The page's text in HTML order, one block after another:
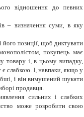
відношення до певних
– визначення суми, в яку
його позиції, щоб диктувати
покупець має
товару і, в цьому випадку,
слабкою. І, навпаки, якщо у
і він вимушений шукати
продавця.
сильних і слабких
може розробити свою